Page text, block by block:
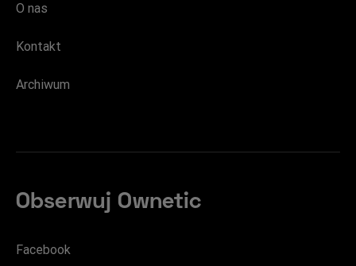
O nas
Kontakt
Archiwum
Obserwuj Ownetic
Facebook